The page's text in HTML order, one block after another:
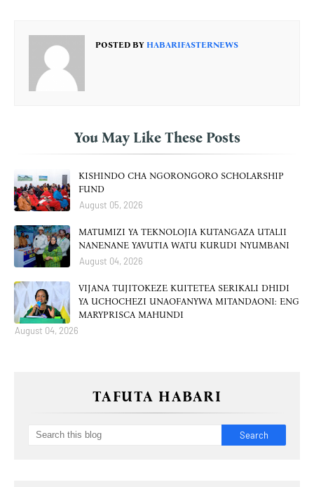
POSTED BY HABARIFASTERNEWS
You May Like These Posts
KISHINDO CHA NGORONGORO SCHOLARSHIP
FUND
August 05, 2026
MATUMIZI YA TEKNOLOJIA KUTANGAZA UTALII
NANENANE YAVUTIA WATU KURUDI NYUMBANI
August 04, 2026
VIJANA TUJITOKEZE KUITETEA SERIKALI DHIDI
YA UCHOCHEZI UNAOFANYWA MITANDAONI: ENG
MARYPRISCA MAHUNDI
August 04, 2026
TAFUTA HABARI